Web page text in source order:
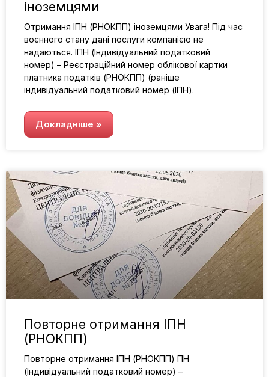
іноземцями
Отримання ІПН (РНОКПП) іноземцями Увага! Під час
воєнного стану дані послуги компанією не
надаються. ІПН (Індивідуальний податковий
номер) – Реєстраційний номер облікової картки
платника податків (РНОКПП) (раніше
індивідуальний податковий номер (ІПН).
Докладніше »
Повторне отримання ІПН
(РНОКПП)
Повторне отримання ІПН (РНОКПП) ПН
(Індивідуальний податковий номер) –